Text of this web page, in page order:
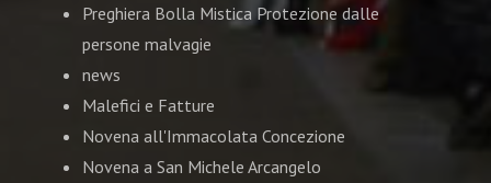
Preghiera Bolla Mistica Protezione dalle
persone malvagie
news
Malefici e Fatture
Novena all'Immacolata Concezione
Novena a San Michele Arcangelo